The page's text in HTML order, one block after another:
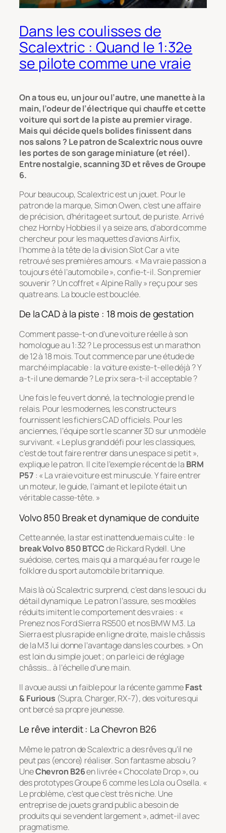
Dans les coulisses de
Scalextric : Quand le 1:32e
se pilote comme une vraie
On a tous eu, un jour ou l’autre, une manette à la
main, l’odeur de l’électrique qui chauffe et cette
voiture qui sort de la piste au premier virage.
Mais qui décide quels bolides finissent dans
nos salons ? Le patron de Scalextric nous ouvre
les portes de son garage miniature (et réel).
Entre nostalgie, scanning 3D et rêves de Groupe
6.
Pour beaucoup, Scalextric est un jouet. Pour le
patron de la marque, Simon Owen, c’est une affaire
de précision, d’héritage et surtout, de puriste. Arrivé
chez Hornby Hobbies il y a seize ans, d’abord comme
chercheur pour les maquettes d’avions Airfix,
l’homme à la tête de la division Slot Car a vite
retrouvé ses premières amours. « Ma vraie passion a
toujours été l’automobile », confie-t-il. Son premier
souvenir ? Un coffret « Alpine Rally » reçu pour ses
quatre ans. La boucle est bouclée.
De la CAD à la piste : 18 mois de gestation
Comment passe-t-on d’une voiture réelle à son
homologue au 1:32 ? Le processus est un marathon
de 12 à 18 mois. Tout commence par une étude de
marché implacable : la voiture existe-t-elle déjà ? Y
a-t-il une demande ? Le prix sera-t-il acceptable ?
Une fois le feu vert donné, la technologie prend le
relais. Pour les modernes, les constructeurs
fournissent les fichiers CAD officiels. Pour les
anciennes, l’équipe sort le scanner 3D sur un modèle
survivant. « Le plus grand défi pour les classiques,
c’est de tout faire rentrer dans un espace si petit »,
explique le patron. Il cite l’exemple récent de la BRM
P57 : « La vraie voiture est minuscule. Y faire entrer
un moteur, le guide, l’aimant et le pilote était un
véritable casse-tête. »
Volvo 850 Break et dynamique de conduite
Cette année, la star est inattendue mais culte : le
break Volvo 850 BTCCde Rickard Rydell. Une
suédoise, certes, mais qui a marqué au fer rouge le
folklore du sport automobile britannique.
Mais là où Scalextric surprend, c’est dans le souci du
détail dynamique. Le patron l’assure, ses modèles
réduits imitent le comportement des vraies : «
Prenez nos Ford Sierra RS500 et nos BMW M3. La
Sierra est plus rapide en ligne droite, mais le châssis
de la M3 lui donne l’avantage dans les courbes. »On
est loin du simple jouet ; on parle ici de réglage
châssis… à l’échelle d’une main.
Il avoue aussi un faible pour la récente gammeFast
& Furious (Supra, Charger, RX-7), des voitures qui
ont bercé sa propre jeunesse.
Le rêve interdit : La Chevron B26
Même le patron de Scalextric a des rêves qu’il ne
peut pas (encore) réaliser. Son fantasme absolu ?
UneChevron B26en livrée « Chocolate Drop », ou
des prototypes Groupe 6 comme les Lola ou Osella. «
Le problème, c’est que c’est très niche. Une
entreprise de jouets grand public a besoin de
produits qui se vendent largement », admet-il avec
pragmatisme.